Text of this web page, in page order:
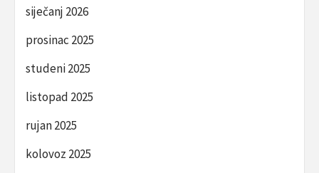
siječanj 2026
prosinac 2025
studeni 2025
listopad 2025
rujan 2025
kolovoz 2025